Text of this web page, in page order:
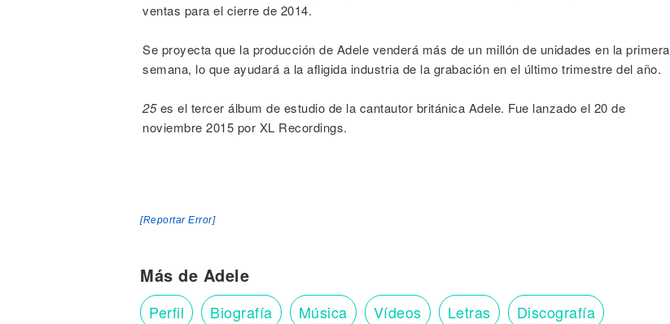
ventas para el cierre de 2014.
Se proyecta que la producción de Adele venderá más de un millón de unidades en la primera
semana, lo que ayudará a la afligida industria de la grabación en el último trimestre del año.
25es el tercer álbum de estudio de la cantautor británica Adele. Fue lanzado el 20 de
noviembre 2015 por XL Recordings.
[Reportar Error]
Más de Adele
Perfil Biografía Música Vídeos Letras Discografía